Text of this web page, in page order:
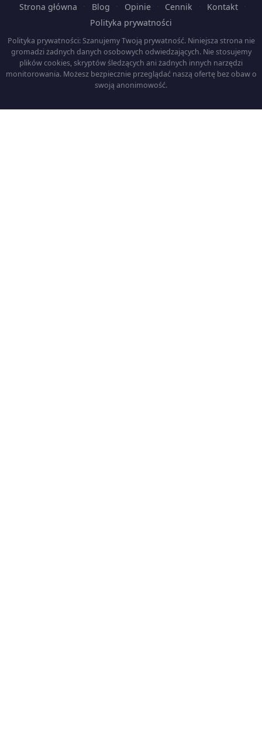
Strona główna Blog Opinie Cennik Kontakt
Polityka prywatności
Polityka prywatności: Szanujemy Twoją prywatność. Niniejsza strona nie
gromadzi żadnych danych osobowych odwiedzających. Nie stosujemy
plików cookies, skryptów śledzących ani żadnych innych narzędzi
monitorowania. Możesz bezpiecznie przeglądać naszą ofertę bez obaw o
swoją anonimowość.